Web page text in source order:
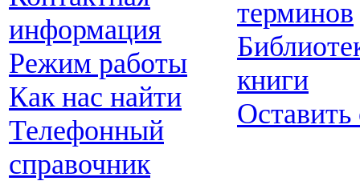
информация
Режим работы
Как нас найти
Телефонный
справочник
терминов
книги
Оставить